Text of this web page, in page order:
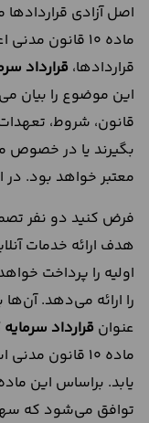
اصل آزادی
ماده 10 قانون
قرارداد‌ها،قرارداد
این موضوع را بیان
قانون، شروط، تعهدات
بگیرند یا در خصوص
معتبر خواهد بود. در
فرض کنید دو نفر
هدف ارائه خدمات
اولیه را پرداخت
را ارائه می‌دهد.
عنوانقرارداد
ماده 10 قانون
یابد. براساس این